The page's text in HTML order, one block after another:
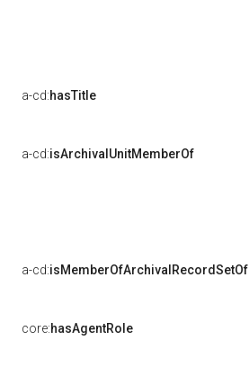
a-cd:hasTitle
a-cd:isArchivalUnitMemberOf
a-cd:isMemberOfArchivalRecordSetOf
core:hasAgentRole